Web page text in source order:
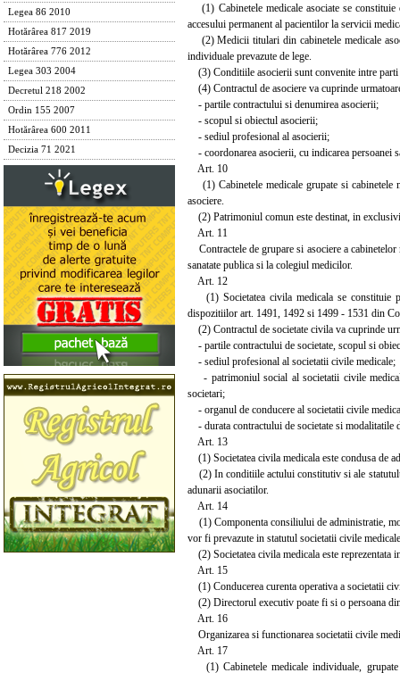
Legea 86 2010
Hotărârea 817 2019
Hotărârea 776 2012
Legea 303 2004
Decretul 218 2002
Ordin 155 2007
Hotărârea 600 2011
Decizia 71 2021
(1) Cabinetele medicale asociate se
accesului permanent al pacientilor la servicii
(2) Medicii titulari din cabinetele medicale
individuale prevazute de lege.
(3) Conditiile asocierii sunt convenite intre parti
(4) Contractul de asociere va cuprinde
- partile contractului si denumirea asocierii;
- scopul si obiectul asocierii;
- sediul profesional al asocierii;
- coordonarea asocierii, cu indicarea persoanei
Art. 10
(1) Cabinetele medicale grupate si cabinetele
asociere.
(2) Patrimoniul comun este destinat, in
Art. 11
Contractele de grupare si asociere a
sanatate publica si la colegiul medicilor.
Art. 12
(1) Societatea civila medicala se constituie
dispozitiilor art. 1491, 1492 si 1499 - 1531 din
(2) Contractul de societate civila va cuprinde
- partile contractului de societate, scopul si
- sediul profesional al societatii civile medicale;
- patrimoniul social al societatii civile
societari;
- organul de conducere al societatii civile
- durata contractului de societate si modalitatile
Art. 13
(1) Societatea civila medicala este condusa de
(2) In conditiile actului constitutiv si ale
adunarii asociatilor.
Art. 14
(1) Componenta consiliului de administratie,
vor fi prevazute in statutul societatii civile
(2) Societatea civila medicala este reprezentata
Art. 15
(1) Conducerea curenta operativa a societatii
(2) Directorul executiv poate fi si o persoana
Art. 16
Organizarea si functionarea societatii civile
Art. 17
(1) Cabinetele medicale individuale, grupate